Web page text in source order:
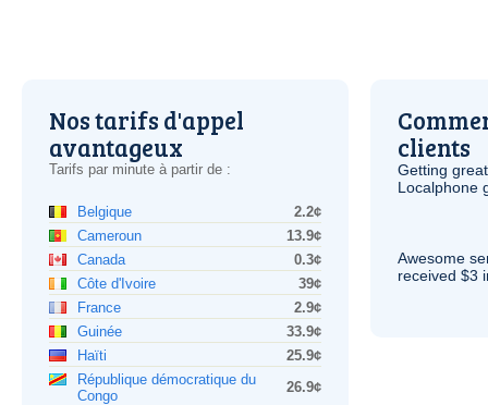
Nos tarifs d'appel
avantageux
Tarifs par minute à partir de :
Belgique
2.2¢
Cameroun
13.9¢
Canada
0.3¢
Côte d'Ivoire
39¢
France
2.9¢
Guinée
33.9¢
Haïti
25.9¢
République démocratique du
Congo
26.9¢
clients
Getting
Localphone
Awesome
received $3